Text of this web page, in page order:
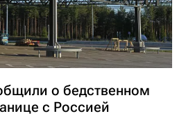
о бедственном
с Россией